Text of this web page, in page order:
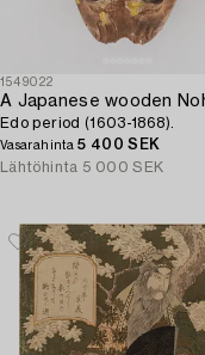
1549022
Edo period (1603-1868).
Vasarahinta5 400 SEK
Lähtöhinta 5 000 SEK